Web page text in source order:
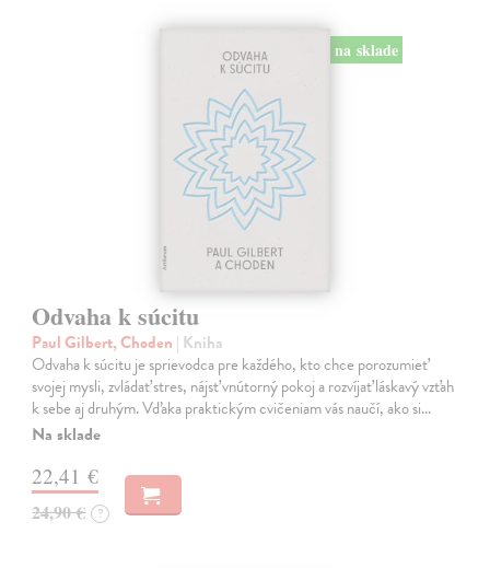
na sklade
Odvaha k súcitu
Paul Gilbert, Choden | Kniha
Odvaha k súcitu je sprievodca pre každého, kto chce porozumieť
svojej mysli, zvládať stres, nájsť vnútorný pokoj a rozvíjať láskavý vzťah
k sebe aj druhým. Vďaka praktickým cvičeniam vás naučí, ako si…
Na sklade
22,41 €
24,90 € ?